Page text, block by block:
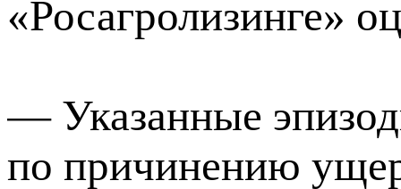
«Росагролизинге»
— Указанные
по причинению